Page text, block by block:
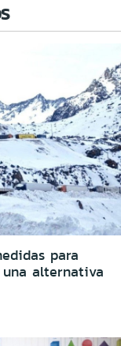
para
alternativa